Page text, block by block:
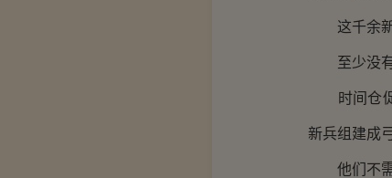
这千余新
至少没有
时间仓促
新兵组建成
他们不需